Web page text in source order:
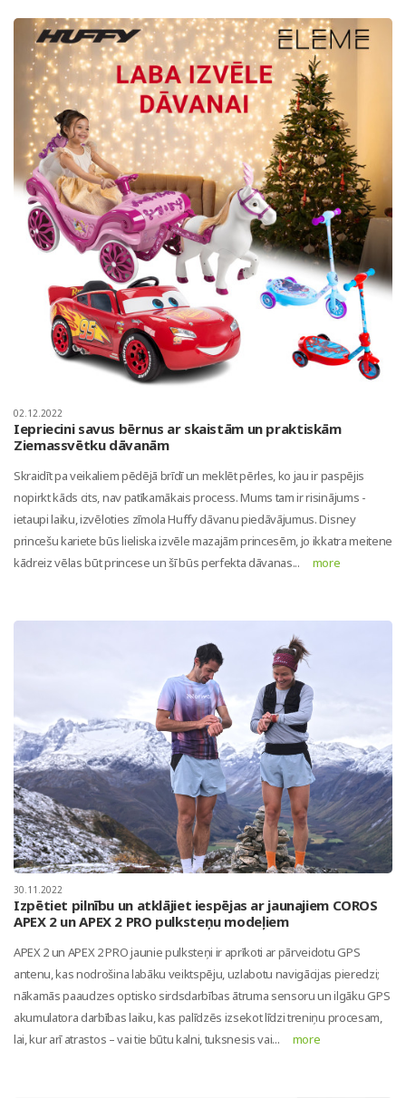
02.12.2022
Iepriecini savus bērnus ar skaistām un praktiskām
Ziemassvētku dāvanām
Skraidīt pa veikaliem pēdējā brīdī un meklēt pērles, ko jau ir paspējis
nopirkt kāds cits, nav patīkamākais process. Mums tam ir risinājums -
ietaupi laiku, izvēloties zīmola Huffy dāvanu piedāvājumus. Disney
princešu kariete būs lieliska izvēle mazajām princesēm, jo ikkatra meitene
kādreiz vēlas būt princese un šī būs perfekta dāvanas...
more
30.11.2022
Izpētiet pilnību un atklājiet iespējas ar jaunajiem COROS
APEX 2 un APEX 2 PRO pulksteņu modeļiem
APEX 2 un APEX 2 PRO jaunie pulksteņi ir aprīkoti ar pārveidotu GPS
antenu, kas nodrošina labāku veiktspēju, uzlabotu navigācijas pieredzi;
nākamās paaudzes optisko sirdsdarbības ātruma sensoru un ilgāku GPS
akumulatora darbības laiku, kas palīdzēs izsekot līdzi treniņu procesam,
lai, kur arī atrastos – vai tie būtu kalni, tuksnesis vai...
more